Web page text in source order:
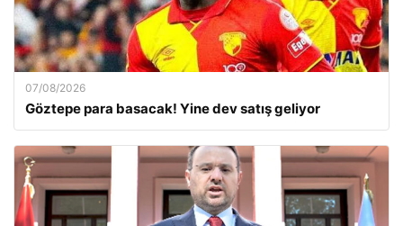
07/08/2026
Göztepe para basacak! Yine dev satış geliyor